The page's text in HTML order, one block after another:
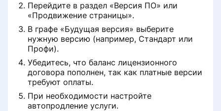
Перейдите в раздел «Версия ПО» или
«Продвижение страницы».
В графе «Будущая версия» выберите
нужную версию (например, Стандарт или
Профи).
Убедитесь, что баланс лицензионного
договора пополнен, так как платные версии
требуют оплаты.
При необходимости настройте
автопродление услуги.